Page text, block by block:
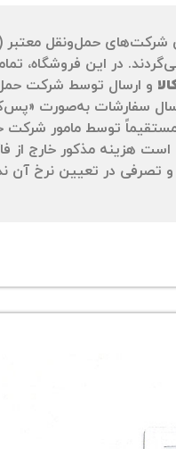
شرکت‌های حمل‌ونقل معتبر
در این فروشگاه،
و ارسال توسط شرکت
سفارشات به‌صورت
توسط مامور شرکت
هزینه مذکور خارج از
تصرفی در تعیین نرخ آن